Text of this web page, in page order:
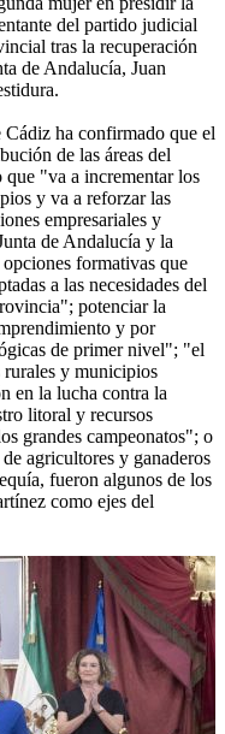
del partido judicial
tras la recuperación
de Andalucía, Juan
ha confirmado que el
de las áreas del
"va a incrementar los
y va a reforzar las
empresariales y
de Andalucía y la
formativas que
a las necesidades del
potenciar la
y por
de primer nivel"; "el
y municipios
en la lucha contra la
litoral y recursos
grandes campeonatos"; o
agricultores y ganaderos
fueron algunos de los
como ejes del